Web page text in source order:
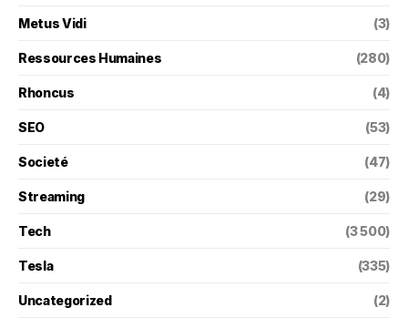
Metus Vidi (3)
Ressources Humaines (280)
Rhoncus (4)
SEO (53)
Societé (47)
Streaming (29)
Tech (3 500)
Tesla (335)
Uncategorized (2)